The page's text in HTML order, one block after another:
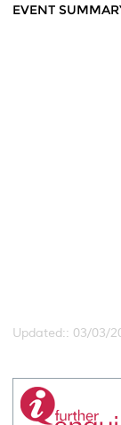
EVENT
Updated:: 03/03/